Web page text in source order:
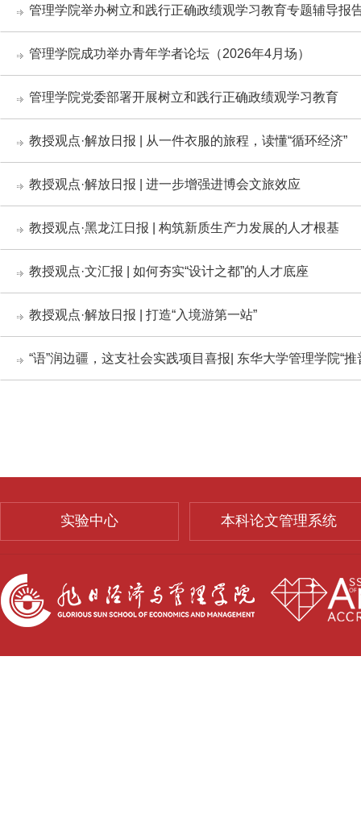
管理学院举办树立和践行正确政绩观学习教育专题辅导报
管理学院成功举办青年学者论坛（2026年4月场）
管理学院党委部署开展树立和践行正确政绩观学习教育
教授观点·解放日报 | 从一件衣服的旅程，读懂“循环经济”
教授观点·解放日报 | 进一步增强进博会文旅效应
教授观点·黑龙江日报 | 构筑新质生产力发展的人才根基
教授观点·文汇报 | 如何夯实“设计之都”的人才底座
教授观点·解放日报 | 打造“入境游第一站”
“语”润边疆，这支社会实践项目喜报| 东华大学管理学院“
实验中心 本科论文管理系统